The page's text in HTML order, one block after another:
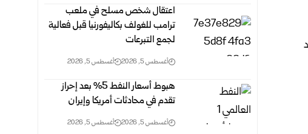
اعتقال شخص مسلح في ملعب
ترامب للغولف بكاليفورنيا قبل فعالية
لجمع التبرعات
أغسطس 5, 2026 أغسطس 5, 2026
هبوط أسعار النفط 5% بعد إحراز
تقدم في محادثات أمريكا وإيران
أغسطس 5, 2026 أغسطس 5, 2026